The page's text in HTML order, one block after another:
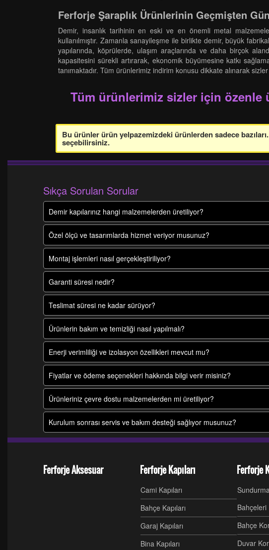
Ferforje Şaraplık Ürünlerinin Geçmişten
Demir, insanlık tarihinin en eski ve en önemli metal
kullanılmıştır. Zamanla sanayileşme ile birlikte demir, büyük
yapılarında, köprülerde, ulaşım araçlarında ve daha birçok
kapasitesini sürekli artırarak, ekonomik büyümesine katkı
tanımaktadır. Tüm ürünlerimiz indirim konusu dikkate alınarak
Tüm ürünlerimiz sizler için
Bu ürünler ürün yelpazemizdeki ürünlerden sadece
seçebilirsiniz.
Sıkça Sorulan Sorular
Demir kapılarınız hangi malzemelerden üretiliyor?
Özel ölçü ve tasarımlarda hizmet veriyor musunuz?
Montaj işlemleri nasıl gerçekleştiriliyor?
Garanti süresi nedir?
Teslimat süresi ne kadar sürüyor?
Ürünlerin bakım ve temizliği nasıl yapılmalı?
Enerji verimliliği ve izolasyon özellikleri mevcut mu?
Fiyatlar ve ödeme seçenekleri hakkında bilgi verir misiniz?
Ürünleriniz çevre dostu malzemelerden mi üretiliyor?
Kurulum sonrası servis ve bakım desteği sağlıyor musunuz?
Ferforje Aksesuar Ferforje Kapıları
Cami Kapıları
Bahçe Kapıları
Garaj Kapıları
Bina Kapıları
Ferforje
Bahçeleri
Bahçe
Duvar